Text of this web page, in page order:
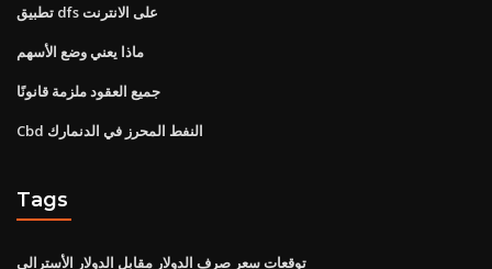
تطبيق dfs على الانترنت
ماذا يعني وضع الأسهم
جميع العقود ملزمة قانونًا
Cbd النفط المحرز في الدنمارك
Tags
توقعات سعر صرف الدولار مقابل الدولار الأسترالي